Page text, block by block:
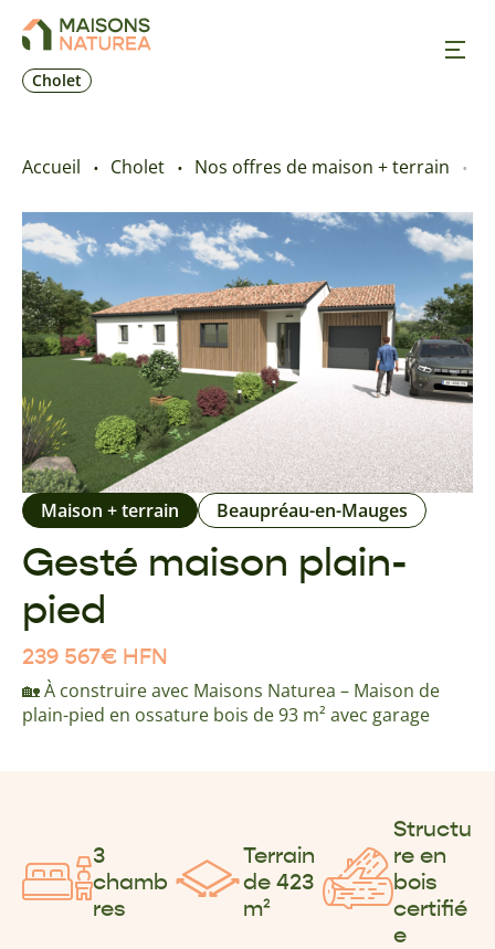
Cholet
Nos offres
Prendre RDV
+33 2 41 62 30 84
Accueil Cholet Nos offres de maison + terrain
Gesté maison plain-
pied
Maison + terrain Beaupréau-en-Mauges
239 567€ HFN
🏡 À construire avec Maisons Naturea – Maison de
plain-pied en ossature bois de 93 m² avec garage
3
chamb
res
Terrain
de 423
m²
Structu
re en
bois
certifié
e